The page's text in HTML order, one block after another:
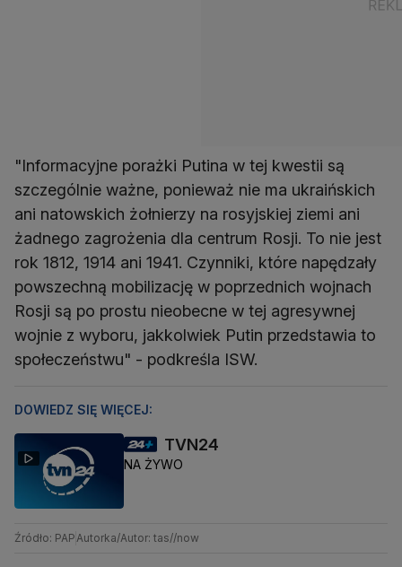
"Informacyjne porażki Putina w tej kwestii są
szczególnie ważne, ponieważ nie ma ukraińskich
ani natowskich żołnierzy na rosyjskiej ziemi ani
żadnego zagrożenia dla centrum Rosji. To nie jest
rok 1812, 1914 ani 1941. Czynniki, które napędzały
powszechną mobilizację w poprzednich wojnach
Rosji są po prostu nieobecne w tej agresywnej
wojnie z wyboru, jakkolwiek Putin przedstawia to
społeczeństwu" - podkreśla ISW.
DOWIEDZ SIĘ WIĘCEJ:
TVN24
NA ŻYWO
Źródło: PAP Autorka/Autor: tas//now